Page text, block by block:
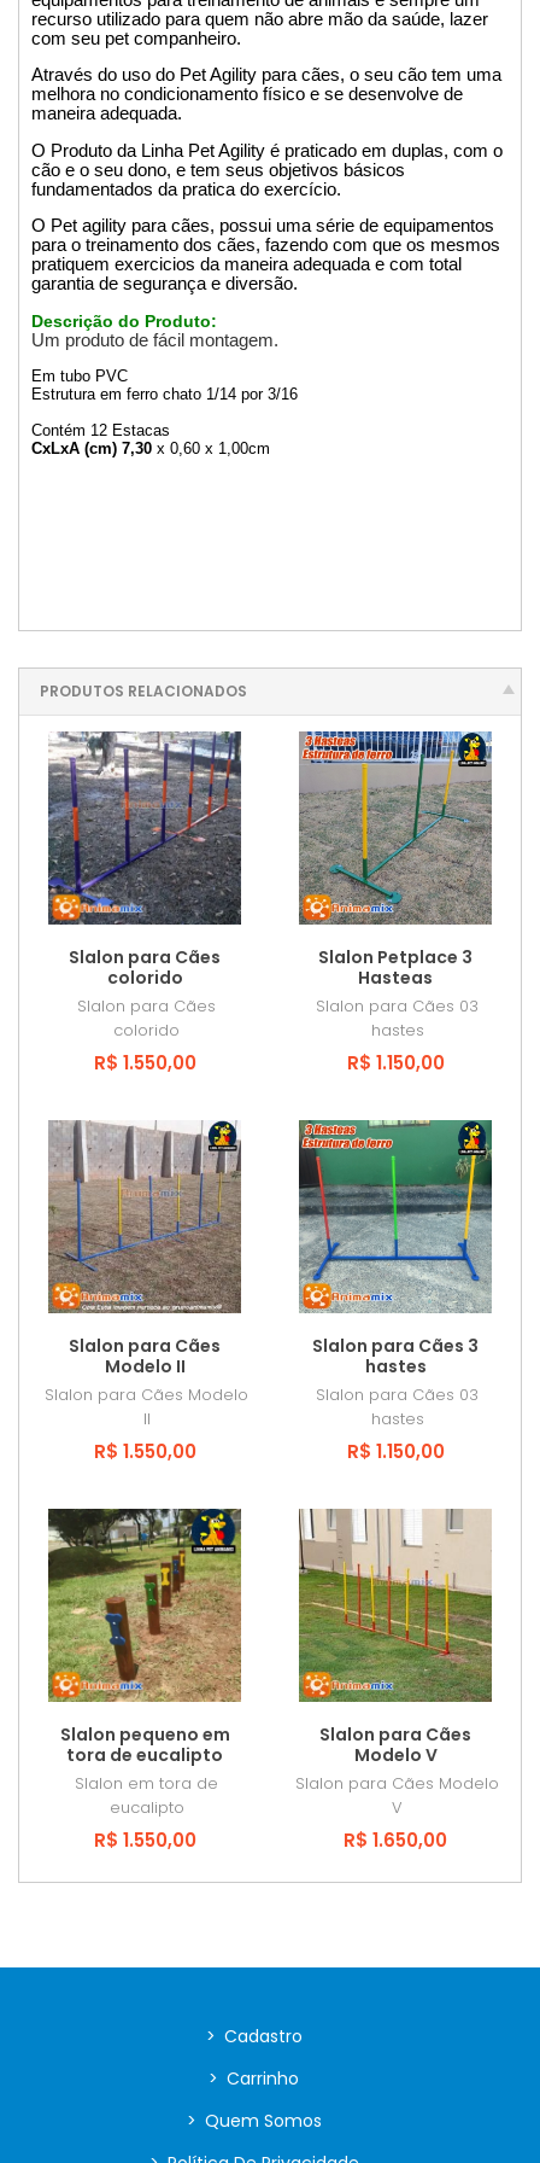
recurso utilizado para quem não abre mão da saúde, lazer
com seu pet companheiro.
Através do uso do Pet Agility para cães, o seu cão tem uma
melhora no condicionamento físico e se desenvolve de
maneira adequada.
O Produto da Linha Pet Agility é praticado em duplas, com o
cão e o seu dono, e tem seus objetivos básicos
fundamentados da pratica do exercício.
O Pet agility para cães, possui uma série de equipamentos
para o treinamento dos cães, fazendo com que os mesmos
pratiquem exercicios da maneira adequada e com total
garantia de segurança e diversão.
Descrição do Produto:
Um produto de fácil montagem.
Em tubo PVC
Estrutura em ferro chato 1/14 por 3/16
Contém 12 Estacas
CxLxA (cm) 7,30 x 0,60 x 1,00cm
PRODUTOS RELACIONADOS
Slalon para Cães
colorido
Slalon para Cães
colorido
R$ 1.550,00
Slalon Petplace 3
Hasteas
Slalon para Cães 03
hastes
R$ 1.150,00
Slalon para Cães
Modelo II
Slalon para Cães Modelo
II
R$ 1.550,00
Slalon para Cães 3
hastes
Slalon para Cães 03
hastes
R$ 1.150,00
Slalon pequeno em
tora de eucalipto
Slalon em tora de
eucalipto
R$ 1.550,00
Slalon para Cães
Modelo V
Slalon para Cães Modelo
V
R$ 1.650,00
> Cadastro
> Carrinho
> Quem Somos